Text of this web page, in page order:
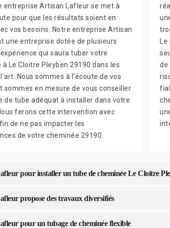
entreprise Artisan Lafleur se met à
pour que les résultats soient en
vos besoins. Notre entreprise Artisan
une entreprise dotée de plusieurs
qui saura tuber votre
à Le Cloitre Pleyben 29190 dans les
Nous sommes à l’écoute de vos
sommes en mesure de vous conseiller
de tube adéquat à installer dans votre
ferons cette intervention avec
de ne pas impacter les
de votre cheminée 29190.
Le
de
pour installer un tube de cheminée Le Cloitre
propose des travaux diversifiés
pour un tubage de cheminée flexible